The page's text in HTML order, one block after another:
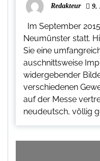
Redakteur 9.
Im September
Neumünster statt.
Sie eine
auschnittsweise
widergebender
verschiedenen
auf der Messe
neudeutsch, völlig